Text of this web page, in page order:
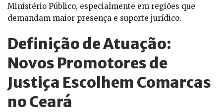
Ministério Público, especialmente em regiões que
demandam maior presença e suporte jurídico.
Definição de Atuação:
Novos Promotores de
Justiça Escolhem Comarcas
no Ceará